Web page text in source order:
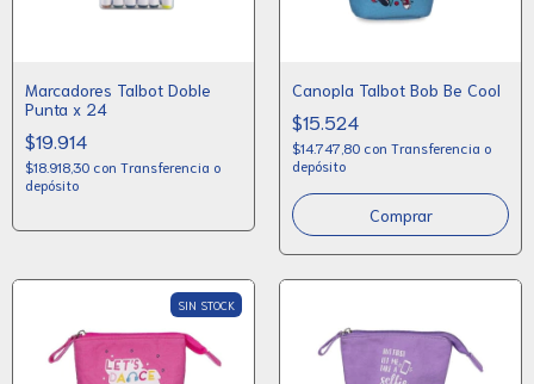
Marcadores Talbot Doble
Punta x 24
$19.914
$18.918,30 con Transferencia o
depósito
Canopla Talbot Bob Be Cool
$15.524
$14.747,80 con Transferencia o
depósito
SIN STOCK